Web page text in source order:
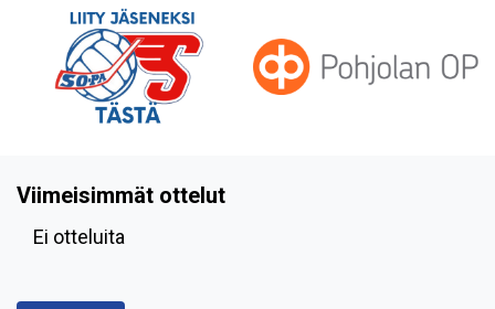
Viimeisimmät ottelut
Ei otteluita